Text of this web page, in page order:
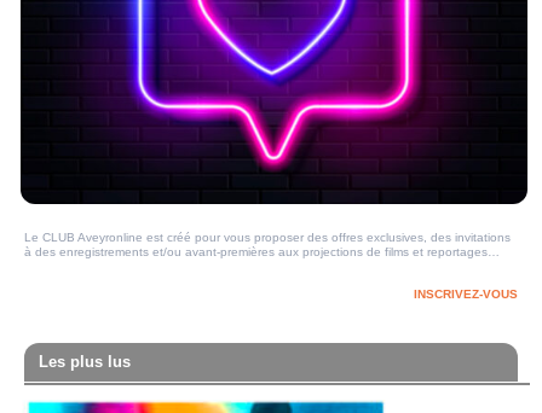
Le CLUB Aveyronline est créé pour vous proposer des offres exclusives, des invitations
à des enregistrements et/ou avant-premières aux projections de films et reportages…
INSCRIVEZ-VOUS
Les plus lus